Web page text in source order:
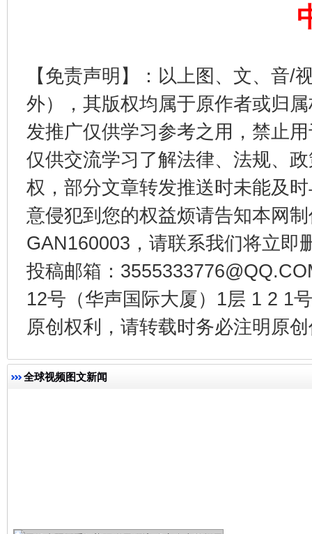
【免责声明】：以上图、文、音/
外），其版权均属于原作者或归
发推广仅供学习参考之用，禁止
仅供交流学习了解法律、法规、
权，部分文章转发推送时未能及
意侵犯到您的权益烦请告知本网
GAN160003，请联系我们将立即
投稿邮箱：
12号（华声国际大厦）1层 1 2 1
原创权利，请转载时务必注明原
全球视频图文新闻
今
习近平的博鳌关键词
魏明